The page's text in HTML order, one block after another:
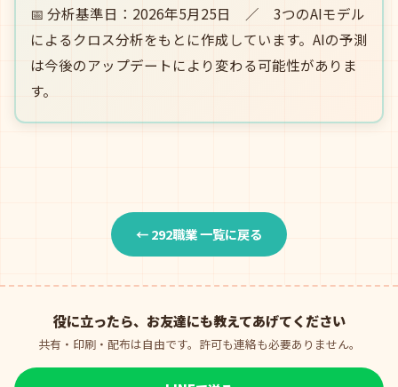
📅 分析基準日：2026年5月25日 ／ 3つのAIモデル
によるクロス分析をもとに作成しています。AIの予測
は今後のアップデートにより変わる可能性がありま
す。
← 292職業 一覧に戻る
役に立ったら、お友達にも教えてあげてください
共有・印刷・配布は自由です。許可も連絡も必要ありません。